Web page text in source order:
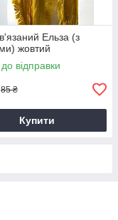
Ельза (з
жовтий
відправки
85 ₴
Купити